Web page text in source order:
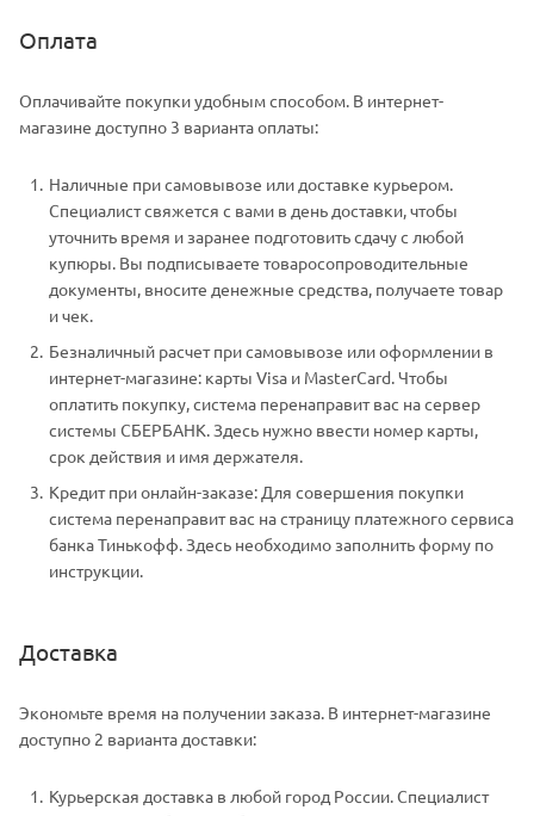
Оплата
Оплачивайте покупки удобным способом. В интернет-
магазине доступно 3 варианта оплаты:
Наличные при самовывозе или доставке курьером.
Специалист свяжется с вами в день доставки, чтобы
уточнить время и заранее подготовить сдачу с любой
купюры. Вы подписываете товаросопроводительные
документы, вносите денежные средства, получаете товар
и чек.
Безналичный расчет при самовывозе или оформлении в
интернет-магазине: карты Visa и MasterCard. Чтобы
оплатить покупку, система перенаправит вас на сервер
системы СБЕРБАНК. Здесь нужно ввести номер карты,
срок действия и имя держателя.
Кредит при онлайн-заказе: Для совершения покупки
система перенаправит вас на страницу платежного сервиса
банка Тинькофф. Здесь необходимо заполнить форму по
инструкции.
Доставка
Экономьте время на получении заказа. В интернет-магазине
доступно 2 варианта доставки:
Курьерская доставка в любой город России. Специалист